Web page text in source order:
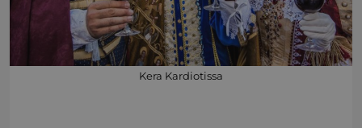
Kera Kardiotissa